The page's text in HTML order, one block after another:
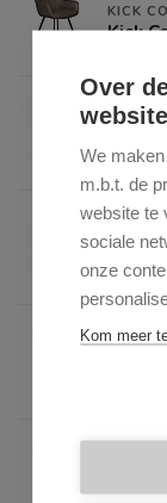
Over
website
We
m.b.t. de
website te
sociale
onze
Kom meer
KICK
Kick
KICK
Kick
KICK
Kick
Beige
KICK
KICK
Kick
Roze